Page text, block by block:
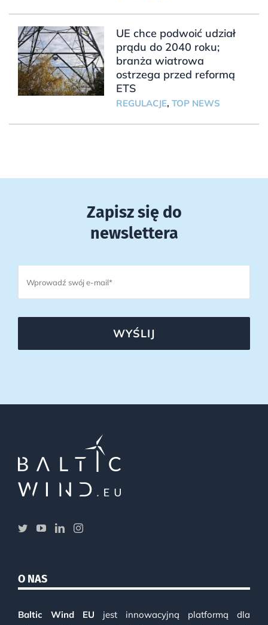
UE chce podwoić udział
prądu do 2040 roku;
branża wiatrowa
ostrzega przed reformą
ETS
REGULACJE, TOP NEWS
Zapisz się do
newslettera
WYŚLIJ
O NAS
Baltic Wind EU jest innowacyjną platformą dla